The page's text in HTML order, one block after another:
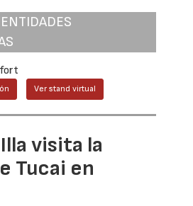
Ver stand virtual
visita la
Tucai en